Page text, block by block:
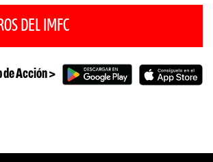
DEL IMFC
de Acción >